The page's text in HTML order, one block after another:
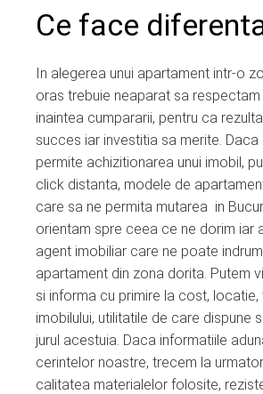
Ce face
In alegerea unui apartament intr-o
oras trebuie neaparat sa
inaintea cumpararii, pentru ca
succes iar investitia sa merite. Daca
permite achizitionarea unui imobil,
click distanta, modele de
care sa ne permita mutarea in
orientam spre ceea ce ne dorim iar
agent imobiliar care ne poate
apartament din zona dorita. Putem
si informa cu primire la cost,
imobilului, utilitatile de care dispune
jurul acestuia. Daca informatiile
cerintelor noastre, trecem la
calitatea materialelor folosite,